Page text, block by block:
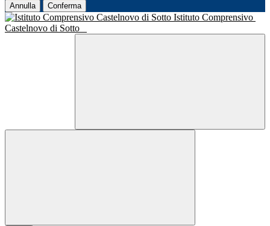
Annulla Conferma
Istituto Comprensivo
Castelnovo di Sotto